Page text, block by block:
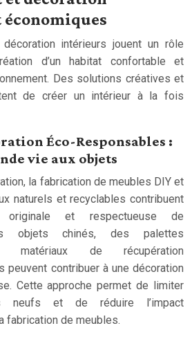
économiques
décoration intérieurs jouent un rôle
d’un habitat confortable et
Des solutions créatives et
de créer un intérieur à la fois
Éco-Responsables :
vie aux objets
la fabrication de meubles DIY et
naturels et recyclables contribuent
et respectueuse de
objets chinés, des palettes
matériaux de récupération
peuvent contribuer à une décoration
Cette approche permet de limiter
neufs et de réduire l’impact
fabrication de meubles.